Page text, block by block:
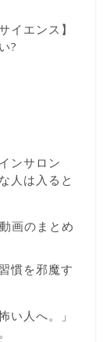
イエンス】
?
ンサロン
人は入ると
画のまとめ
慣を邪魔す
い人へ。」